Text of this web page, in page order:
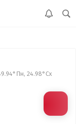
24.98°Сх